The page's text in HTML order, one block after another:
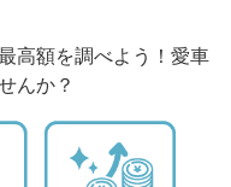
高額を調べよう！愛車
んか？